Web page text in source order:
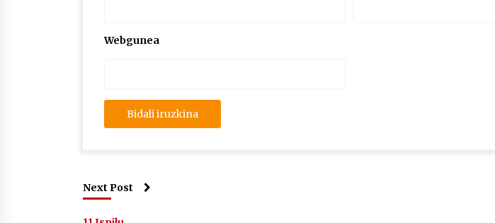
Webgunea
Next Post